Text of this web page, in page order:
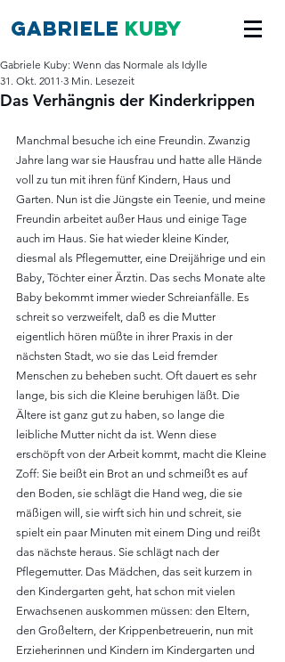
Gabriele Kuby
Das Verhängnis der Kinderkrippen
Gabriele Kuby: Wenn das Normale als Idylle
31. Okt. 2011 3 Min. Lesezeit
Manchmal besuche ich eine Freundin. Zwanzig
Jahre lang war sie Hausfrau und hatte alle Hände
voll zu tun mit ihren fünf Kindern, Haus und
Garten. Nun ist die Jüngste ein Teenie, und meine
Freundin arbeitet außer Haus und einige Tage
auch im Haus. Sie hat wieder kleine Kinder,
diesmal als Pflegemutter, eine Dreijährige und ein
Baby, Töchter einer Ärztin. Das sechs Monate alte
Baby bekommt immer wieder Schreianfälle. Es
schreit so verzweifelt, daß es die Mutter
eigentlich hören müßte in ihrer Praxis in der
nächsten Stadt, wo sie das Leid fremder
Menschen zu beheben sucht. Oft dauert es sehr
lange, bis sich die Kleine beruhigen läßt. Die
Ältere ist ganz gut zu haben, so lange die
leibliche Mutter nicht da ist. Wenn diese
erschöpft von der Arbeit kommt, macht die Kleine
Zoff: Sie beißt ein Brot an und schmeißt es auf
den Boden, sie schlägt die Hand weg, die sie
mäßigen will, sie wirft sich hin und schreit, sie
spielt ein paar Minuten mit einem Ding und reißt
das nächste heraus. Sie schlägt nach der
Pflegemutter. Das Mädchen, das seit kurzem in
den Kindergarten geht, hat schon mit vielen
Erwachsenen auskommen müssen: den Eltern,
den Großeltern, der Krippenbetreuerin, nun mit
Erzieherinnen und Kindern im Kindergarten und